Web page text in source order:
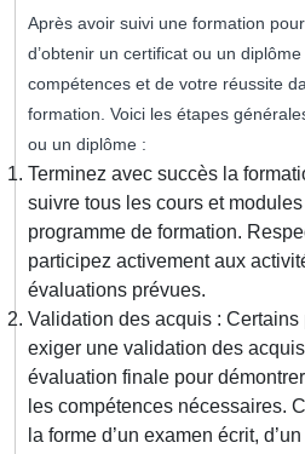
Après avoir suivi une formation
d’obtenir un certificat ou un
compétences et de votre réussite
formation. Voici les étapes
ou un diplôme :
Terminez avec succès la
suivre tous les cours et
programme de formation.
participez activement aux
évaluations prévues.
Validation des acquis :
exiger une validation des
évaluation finale pour
les compétences nécessaires.
la forme d’un examen écrit,